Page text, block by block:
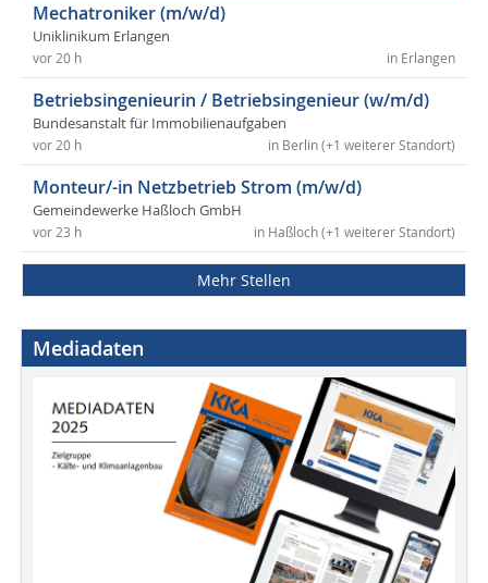
Mechatroniker (m/w/d)
Uniklinikum Erlangen
in Erlangen
vor 20 h
Betriebsingenieurin / Betriebsingenieur (w/m/d)
Bundesanstalt für Immobilienaufgaben
in Berlin (+1 weiterer Standort)
vor 20 h
Monteur/-in Netzbetrieb Strom (m/w/d)
Gemeindewerke Haßloch GmbH
in Haßloch (+1 weiterer Standort)
vor 23 h
Mehr Stellen
Mediadaten